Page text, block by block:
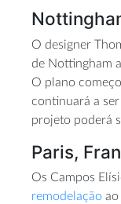
O designer
de Nottingham
O plano
continuará a
projeto poderá
Paris,
Os Campos
remodelação ao